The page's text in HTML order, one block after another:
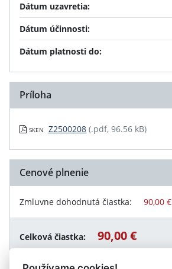
Dátum uzavretia:
Dátum účinnosti:
Dátum platnosti do:
Príloha
SKEN Z2500208 (.pdf, 96.56 kB)
Cenové plnenie
Zmluvne dohodnutá čiastka: 90,00 €
Celková čiastka: 90,00 €